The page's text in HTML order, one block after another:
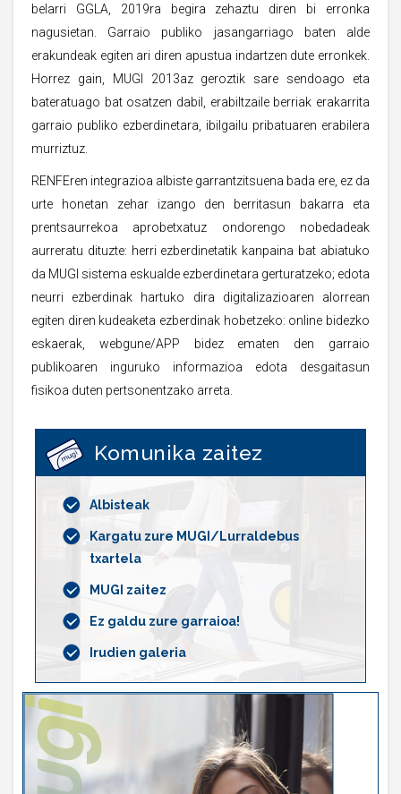
belarri GGLA, 2019ra begira zehaztu diren bi erronka
nagusietan. Garraio publiko jasangarriago baten alde
erakundeak egiten ari diren apustua indartzen dute erronkek.
Horrez gain, MUGI 2013az geroztik sare sendoago eta
bateratuago bat osatzen dabil, erabiltzaile berriak erakarrita
garraio publiko ezberdinetara, ibilgailu pribatuaren erabilera
murriztuz.
RENFEren integrazioa albiste garrantzitsuena bada ere, ez da
urte honetan zehar izango den berritasun bakarra eta
prentsaurrekoa aprobetxatuz ondorengo nobedadeak
aurreratu dituzte: herri ezberdinetatik kanpaina bat abiatuko
da MUGI sistema eskualde ezberdinetara gerturatzeko; edota
neurri ezberdinak hartuko dira digitalizazioaren alorrean
egiten diren kudeaketa ezberdinak hobetzeko: online bidezko
eskaerak, webgune/APP bidez ematen den garraio
publikoaren inguruko informazioa edota desgaitasun
fisikoa duten pertsonentzako arreta.
Komunika zaitez
Albisteak
Kargatu zure MUGI/Lurraldebus
txartela
MUGI zaitez
Ez galdu zure garraioa!
Irudien galeria